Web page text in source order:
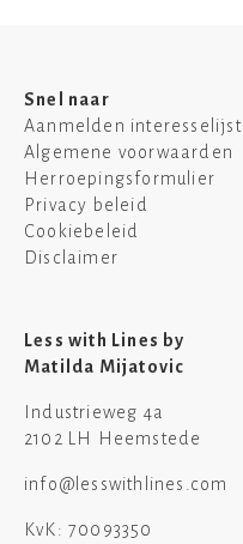
Snel naar
Aanmelden interesselijst
Algemene voorwaarden
Herroepingsformulier
Privacy beleid
Cookiebeleid
Disclaimer
Less with Lines by
Matilda Mijatovic
Industrieweg 4a
2102 LH Heemstede
info@lesswithlines.com
KvK: 70093350